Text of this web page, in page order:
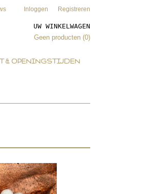
Inloggen Registreren
UW WINKELWAGEN
Geen producten (0)
& OPENINGSTIJDEN